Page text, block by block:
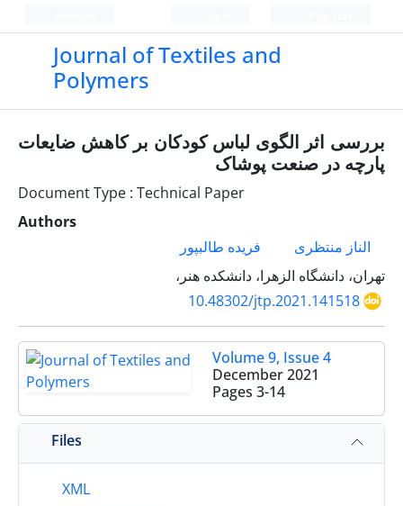
Journal of Textiles and
Polymers
بررسی اثر الگوی لباس کودکان بر کاهش ضایعات
پارچه در صنعت پوشاک
Document Type : Technical Paper
Authors
الناز منتظری
فریده طالبپور
تهران، دانشگاه الزهرا، دانشکده هنر،
10.48302/jtp.2021.141518
Volume 9, Issue 4
December 2021
Pages 3-14
Files
XML